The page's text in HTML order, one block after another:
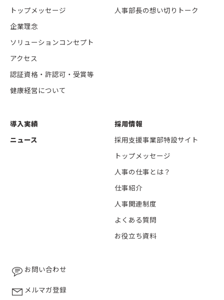
トップメッセージ
企業理念
ソリューションコンセプト
アクセス
認証資格・許認可・受賞等
健康経営について
人事部長の想い切りトーク
導入実績
ニュース
採用情報
採用支援事業部特設サイト
トップメッセージ
人事の仕事とは？
仕事紹介
人事関連制度
よくある質問
お役立ち資料
お問い合わせ
メルマガ登録